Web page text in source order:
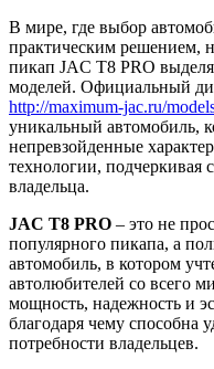
В мире, где выбор
практическим решением,
пикап JAC T8 PRO
моделей. Официальный
http://maximum-jac.ru/
уникальный автомобиль,
непревзойденные
технологии, подчеркивая
владельца.
JAC T8 PRO – это не
популярного пикапа, а
автомобиль, в котором
автолюбителей со всего
мощность, надежность и
благодаря чему способна
потребности владельцев.